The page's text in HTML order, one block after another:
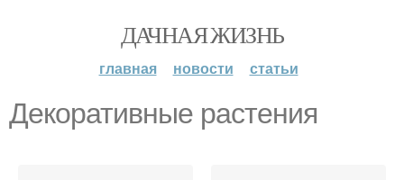
ДАЧНАЯ ЖИЗНЬ
главная новости статьи
Декоративные растения